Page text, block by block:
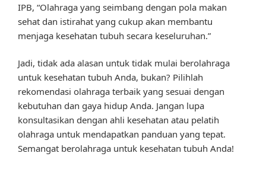
IPB, “Olahraga yang seimbang dengan pola makan
sehat dan istirahat yang cukup akan membantu
menjaga kesehatan tubuh secara keseluruhan.”
Jadi, tidak ada alasan untuk tidak mulai berolahraga
untuk kesehatan tubuh Anda, bukan? Pilihlah
rekomendasi olahraga terbaik yang sesuai dengan
kebutuhan dan gaya hidup Anda. Jangan lupa
konsultasikan dengan ahli kesehatan atau pelatih
olahraga untuk mendapatkan panduan yang tepat.
Semangat berolahraga untuk kesehatan tubuh Anda!